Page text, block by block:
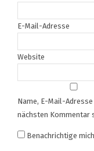
E-Mail-Adresse
Website
Name, E-Mail-
nächsten Kommentar
Benachrichtige